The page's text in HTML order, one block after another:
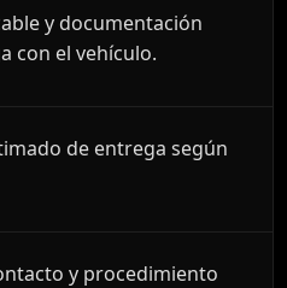
y documentación
con el vehículo.
de entrega según
y procedimiento